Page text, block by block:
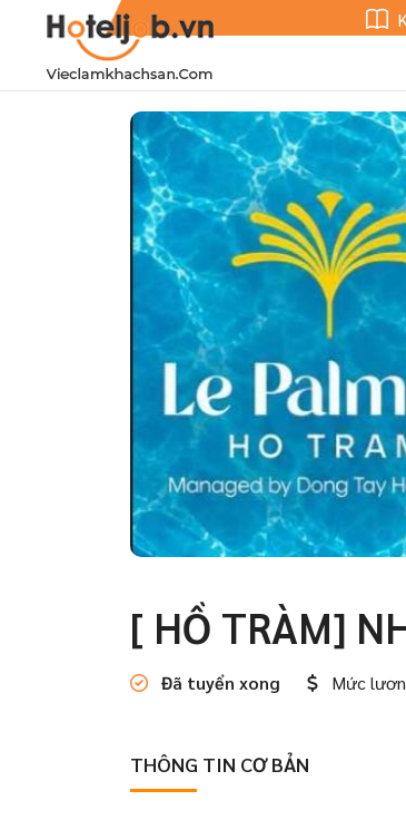
[ HỒ TRÀM]
Đã tuyển xong Mức
THÔNG TIN CƠ BẢN